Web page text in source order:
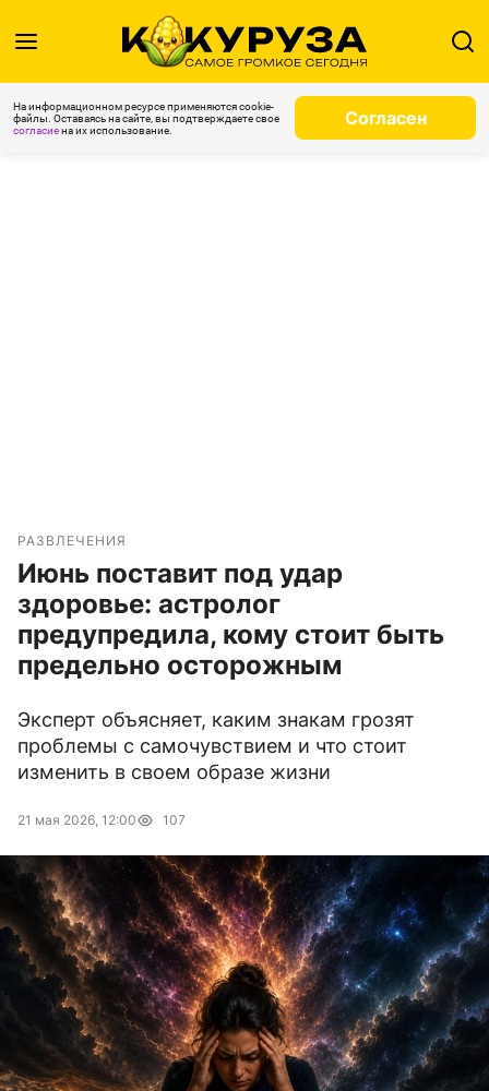
На информационном ресурсе применяются cookie-
файлы. Оставаясь на сайте, вы подтверждаете свое
согласиена их использование.
Согласен
РАЗВЛЕЧЕНИЯ
Июнь поставит под удар
здоровье: астролог
предупредила, кому стоит быть
предельно осторожным
Эксперт объясняет, каким знакам грозят
проблемы с самочувствием и что стоит
изменить в своем образе жизни
21 мая 2026, 12:00 107